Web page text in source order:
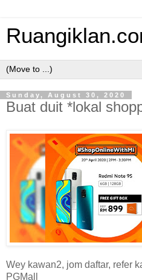
Sunday, August 30, 2020
Buat duit *lokal
Wey kawan2, jom daftar, refer
PGMall